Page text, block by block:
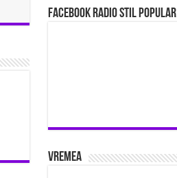
Facebook Radio Stil Popular
Vremea